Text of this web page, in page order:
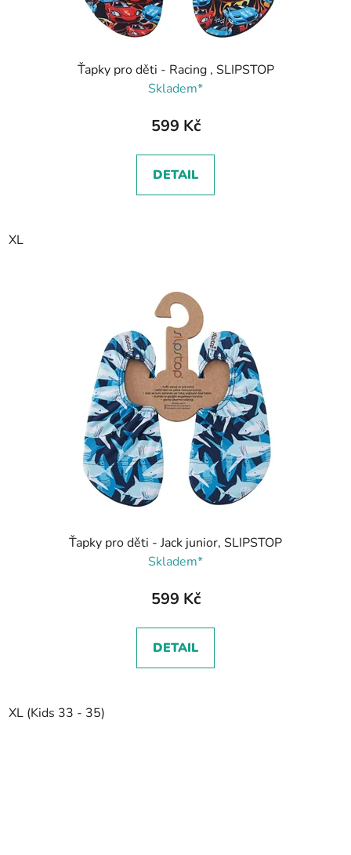
Ťapky pro děti - Racing , SLIPSTOP
Skladem*
599 Kč
DETAIL
XL
Ťapky pro děti - Jack junior, SLIPSTOP
Skladem*
599 Kč
DETAIL
XL (Kids 33 - 35)